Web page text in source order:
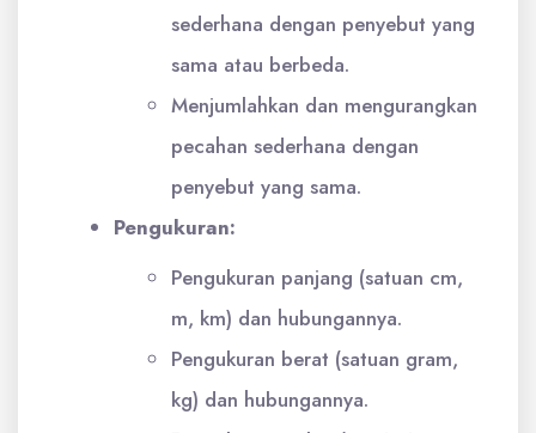
sederhana dengan penyebut yang
sama atau berbeda.
Menjumlahkan dan mengurangkan
pecahan sederhana dengan
penyebut yang sama.
Pengukuran:
Pengukuran panjang (satuan cm,
m, km) dan hubungannya.
Pengukuran berat (satuan gram,
kg) dan hubungannya.